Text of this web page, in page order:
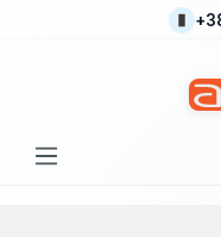
Перейти до